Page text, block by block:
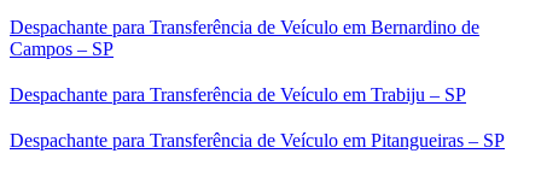
Despachante para Transferência de Veículo em Bernardino de
Campos – SP
Despachante para Transferência de Veículo em Trabiju – SP
Despachante para Transferência de Veículo em Pitangueiras – SP